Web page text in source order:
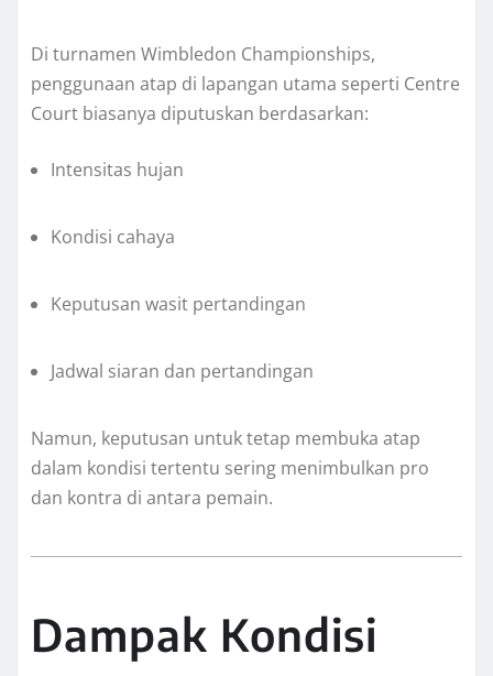
Di turnamen Wimbledon Championships,
penggunaan atap di lapangan utama seperti Centre
Court biasanya diputuskan berdasarkan:
Intensitas hujan
Kondisi cahaya
Keputusan wasit pertandingan
Jadwal siaran dan pertandingan
Namun, keputusan untuk tetap membuka atap
dalam kondisi tertentu sering menimbulkan pro
dan kontra di antara pemain.
Dampak Kondisi